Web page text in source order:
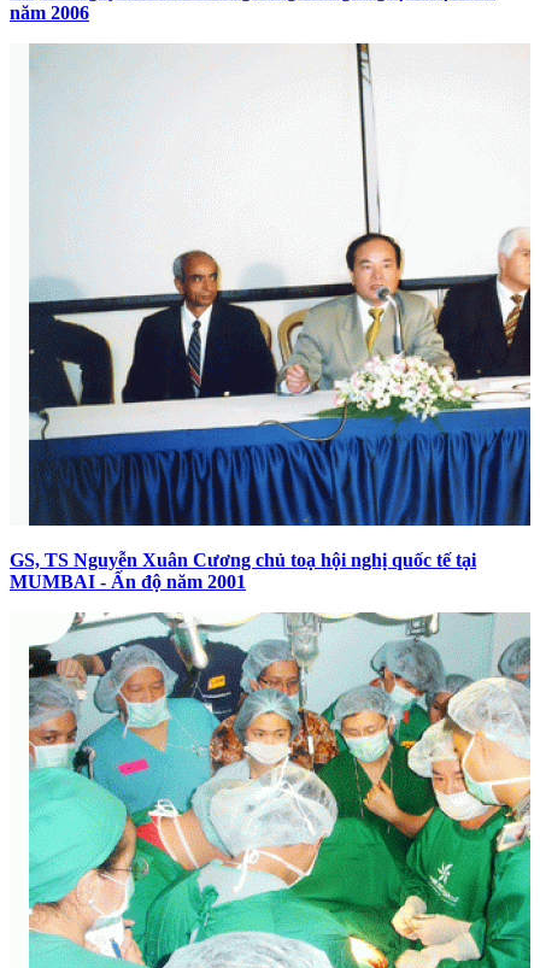
năm 2006
GS, TS Nguyễn Xuân Cương chủ toạ hội nghị quốc tế tại
MUMBAI - Ấn độ năm 2001